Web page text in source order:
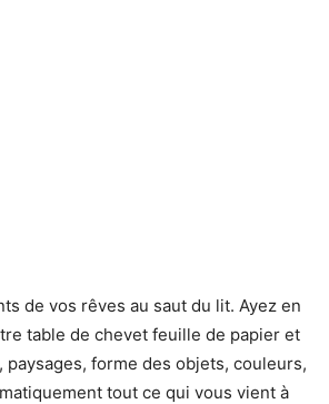
de vos rêves au saut du lit. Ayez en
table de chevet feuille de papier et
paysages, forme des objets, couleurs,
tout ce qui vous vient à